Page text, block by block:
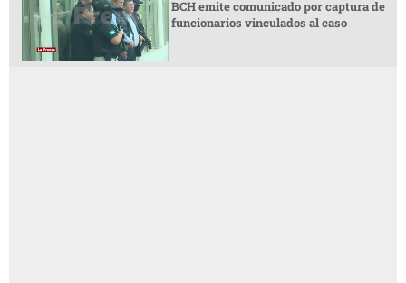
BCH emite comunicado por captura de
funcionarios vinculados al caso